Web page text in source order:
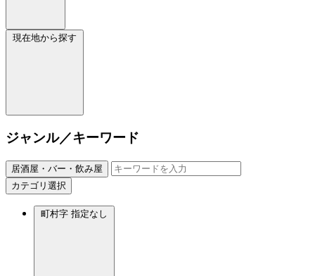
現在地から探す
ジャンル／キーワード
居酒屋・バー・飲み屋
カテゴリ選択
町村字 指定なし